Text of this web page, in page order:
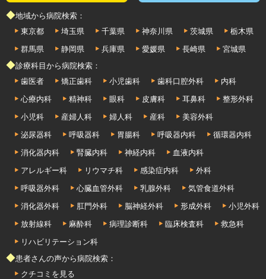
◆地域から病院検索：
東京都
埼玉県 千葉県 神奈川県 茨城県
栃木県
群馬県
静岡県 兵庫県 愛媛県 長崎県
宮城県
◆診療科目から病院検索：
歯医者
矯正歯科 小児歯科 歯科口腔外科
内科
心療内科
精神科 眼科 皮膚科 耳鼻科
整形外科
小児科
産婦人科 婦人科 産科
美容外科
泌尿器科
呼吸器科 胃腸科 呼吸器内科
循環器内科
消化器内科
腎臓内科 神経内科
血液内科
アレルギー科
リウマチ科 感染症内科
外科
呼吸器外科
心臓血管外科 乳腺外科
気管食道外科
消化器外科
肛門外科 脳神経外科 形成外科
小児外科
放射線科
麻酔科 病理診断科 臨床検査科
救急科
リハビリテーション科
◆患者さんの声から病院検索：
クチコミを見る